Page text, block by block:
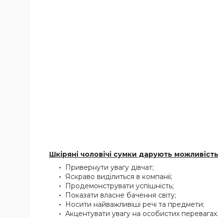
Шкіряні чоловічі сумки дарують
Привернути увагу дівчат;
Яскраво виділиться в компанії;
Продемонструвати успішність;
Показати власне бачення світу;
Носити найважливіші речі та предмети;
Акцентувати увагу на особистих перевагах.